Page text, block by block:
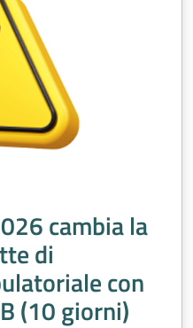
cambia la
di
con
(10 giorni)